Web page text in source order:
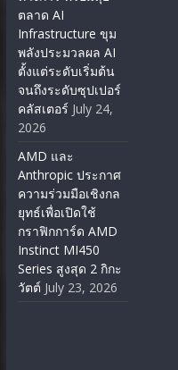
ตลาด AI
Infrastructure ขุม
พลังประมวลผล AI
ตั้งแต่ระดับเริ่มต้น
จนถึงระดับซุปเปอร์
คลัสเตอร์ July 24,
2026
AMD และ
Anthropic ประกาศ
ความร่วมมือเชิงกล
ยุทธ์เพื่อเปิดใช้
กราฟิกการ์ด AMD
Instinct MI450
Series สูงสุด 2 กิกะ
วัตต์ July 23, 2026